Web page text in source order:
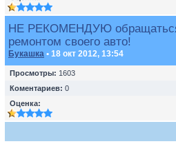
НЕ РЕКОМЕНДУЮ обращаться
ремонтом своего авто!
Букашка • 18 окт 2012, 13:54
Просмотры: 1603
Коментариев: 0
Оценка: